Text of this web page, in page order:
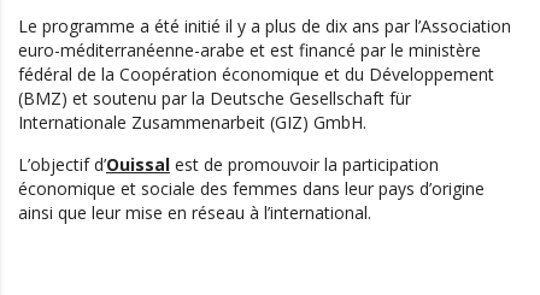
Le programme a été initié il y a plus de dix ans par l’Association
euro-méditerranéenne-arabe et est financé par le ministère
fédéral de la Coopération économique et du Développement
(BMZ) et soutenu par la Deutsche Gesellschaft für
Internationale Zusammenarbeit (GIZ) GmbH.
L’objectif d’Ouissal est de promouvoir la participation
économique et sociale des femmes dans leur pays d’origine
ainsi que leur mise en réseau à l’international.